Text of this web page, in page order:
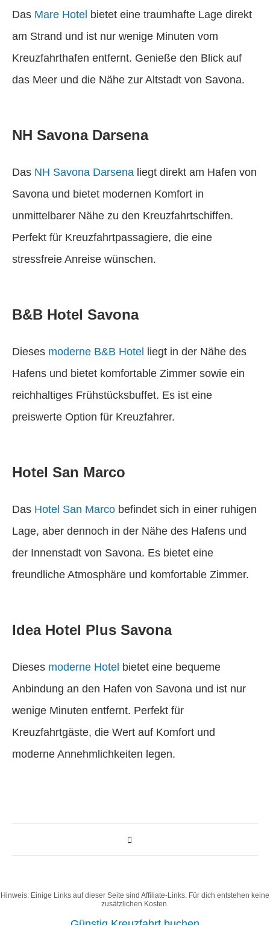
Das Mare Hotel bietet eine traumhafte Lage direkt
am Strand und ist nur wenige Minuten vom
Kreuzfahrthafen entfernt. Genieße den Blick auf
das Meer und die Nähe zur Altstadt von Savona.
NH Savona Darsena
Das NH Savona Darsena liegt direkt am Hafen von
Savona und bietet modernen Komfort in
unmittelbarer Nähe zu den Kreuzfahrtschiffen.
Perfekt für Kreuzfahrtpassagiere, die eine
stressfreie Anreise wünschen.
B&B Hotel Savona
Dieses moderne B&B Hotel liegt in der Nähe des
Hafens und bietet komfortable Zimmer sowie ein
reichhaltiges Frühstücksbuffet. Es ist eine
preiswerte Option für Kreuzfahrer.
Hotel San Marco
Das Hotel San Marco befindet sich in einer ruhigen
Lage, aber dennoch in der Nähe des Hafens und
der Innenstadt von Savona. Es bietet eine
freundliche Atmosphäre und komfortable Zimmer.
Idea Hotel Plus Savona
Dieses moderne Hotel bietet eine bequeme
Anbindung an den Hafen von Savona und ist nur
wenige Minuten entfernt. Perfekt für
Kreuzfahrtgäste, die Wert auf Komfort und
moderne Annehmlichkeiten legen.
Hinweis: Einige Links auf dieser Seite sind Affiliate-Links. Für dich entstehen keine
zusätzlichen Kosten.